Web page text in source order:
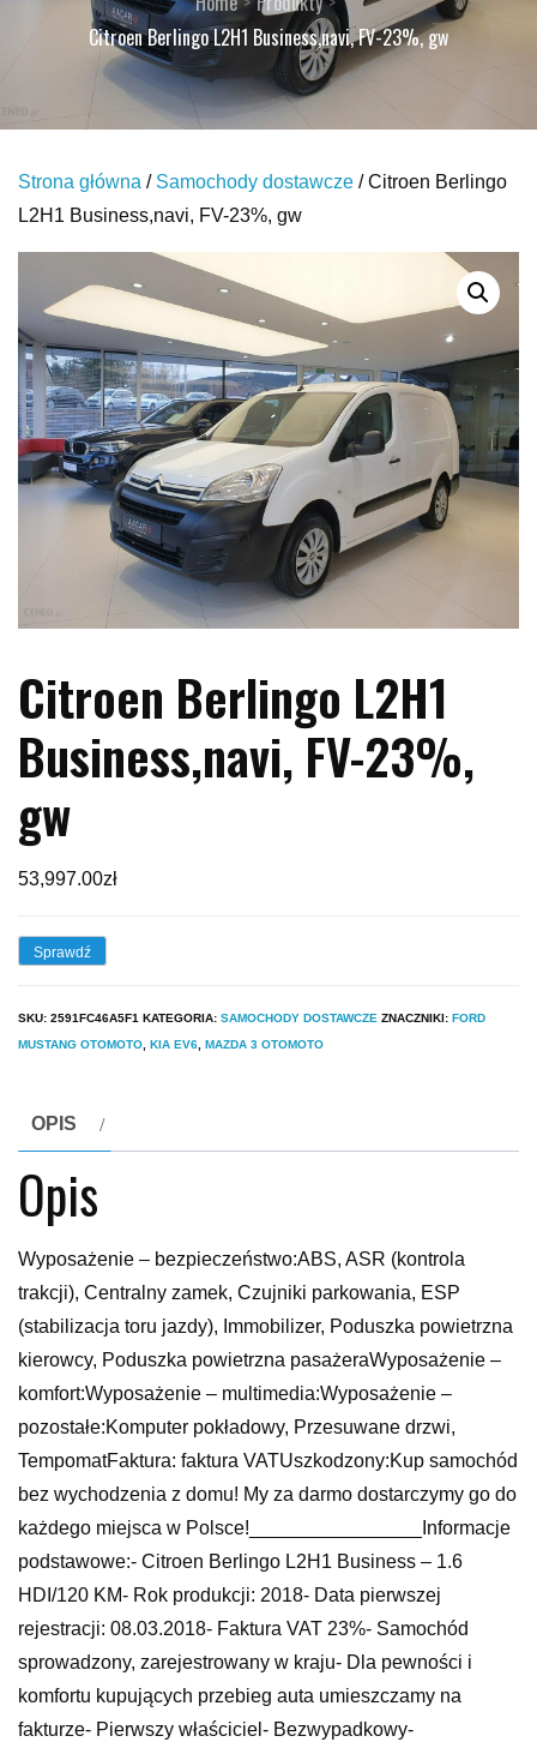
Citroen Berlingo L2H1 Business,navi, FV-23%, gw
Strona główna / Samochody dostawcze / Citroen Berlingo
L2H1 Business,navi, FV-23%, gw
Citroen Berlingo L2H1
Business,navi, FV-23%,
gw
53,997.00zł
Sprawdź
SKU: 2591FC46A5F1 KATEGORIA: SAMOCHODY DOSTAWCZE ZNACZNIKI: FORD
MUSTANG OTOMOTO, KIA EV6, MAZDA 3 OTOMOTO
OPIS
Opis
Wyposażenie – bezpieczeństwo:ABS, ASR (kontrola
trakcji), Centralny zamek, Czujniki parkowania, ESP
(stabilizacja toru jazdy), Immobilizer, Poduszka powietrzna
kierowcy, Poduszka powietrzna pasażeraWyposażenie –
komfort:Wyposażenie – multimedia:Wyposażenie –
pozostałe:Komputer pokładowy, Przesuwane drzwi,
TempomatFaktura: faktura VATUszkodzony:Kup samochód
bez wychodzenia z domu! My za darmo dostarczymy go do
każdego miejsca w Polsce!________________Informacje
podstawowe:- Citroen Berlingo L2H1 Business – 1.6
HDI/120 KM- Rok produkcji: 2018- Data pierwszej
rejestracji: 08.03.2018- Faktura VAT 23%- Samochód
sprowadzony, zarejestrowany w kraju- Dla pewności i
komfortu kupujących przebieg auta umieszczamy na
fakturze- Pierwszy właściciel- Bezwypadkowy-